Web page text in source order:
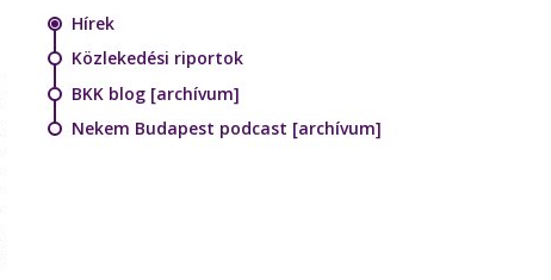
Hírek
Közlekedési riportok
BKK blog [archívum]
Nekem Budapest podcast [archívum]